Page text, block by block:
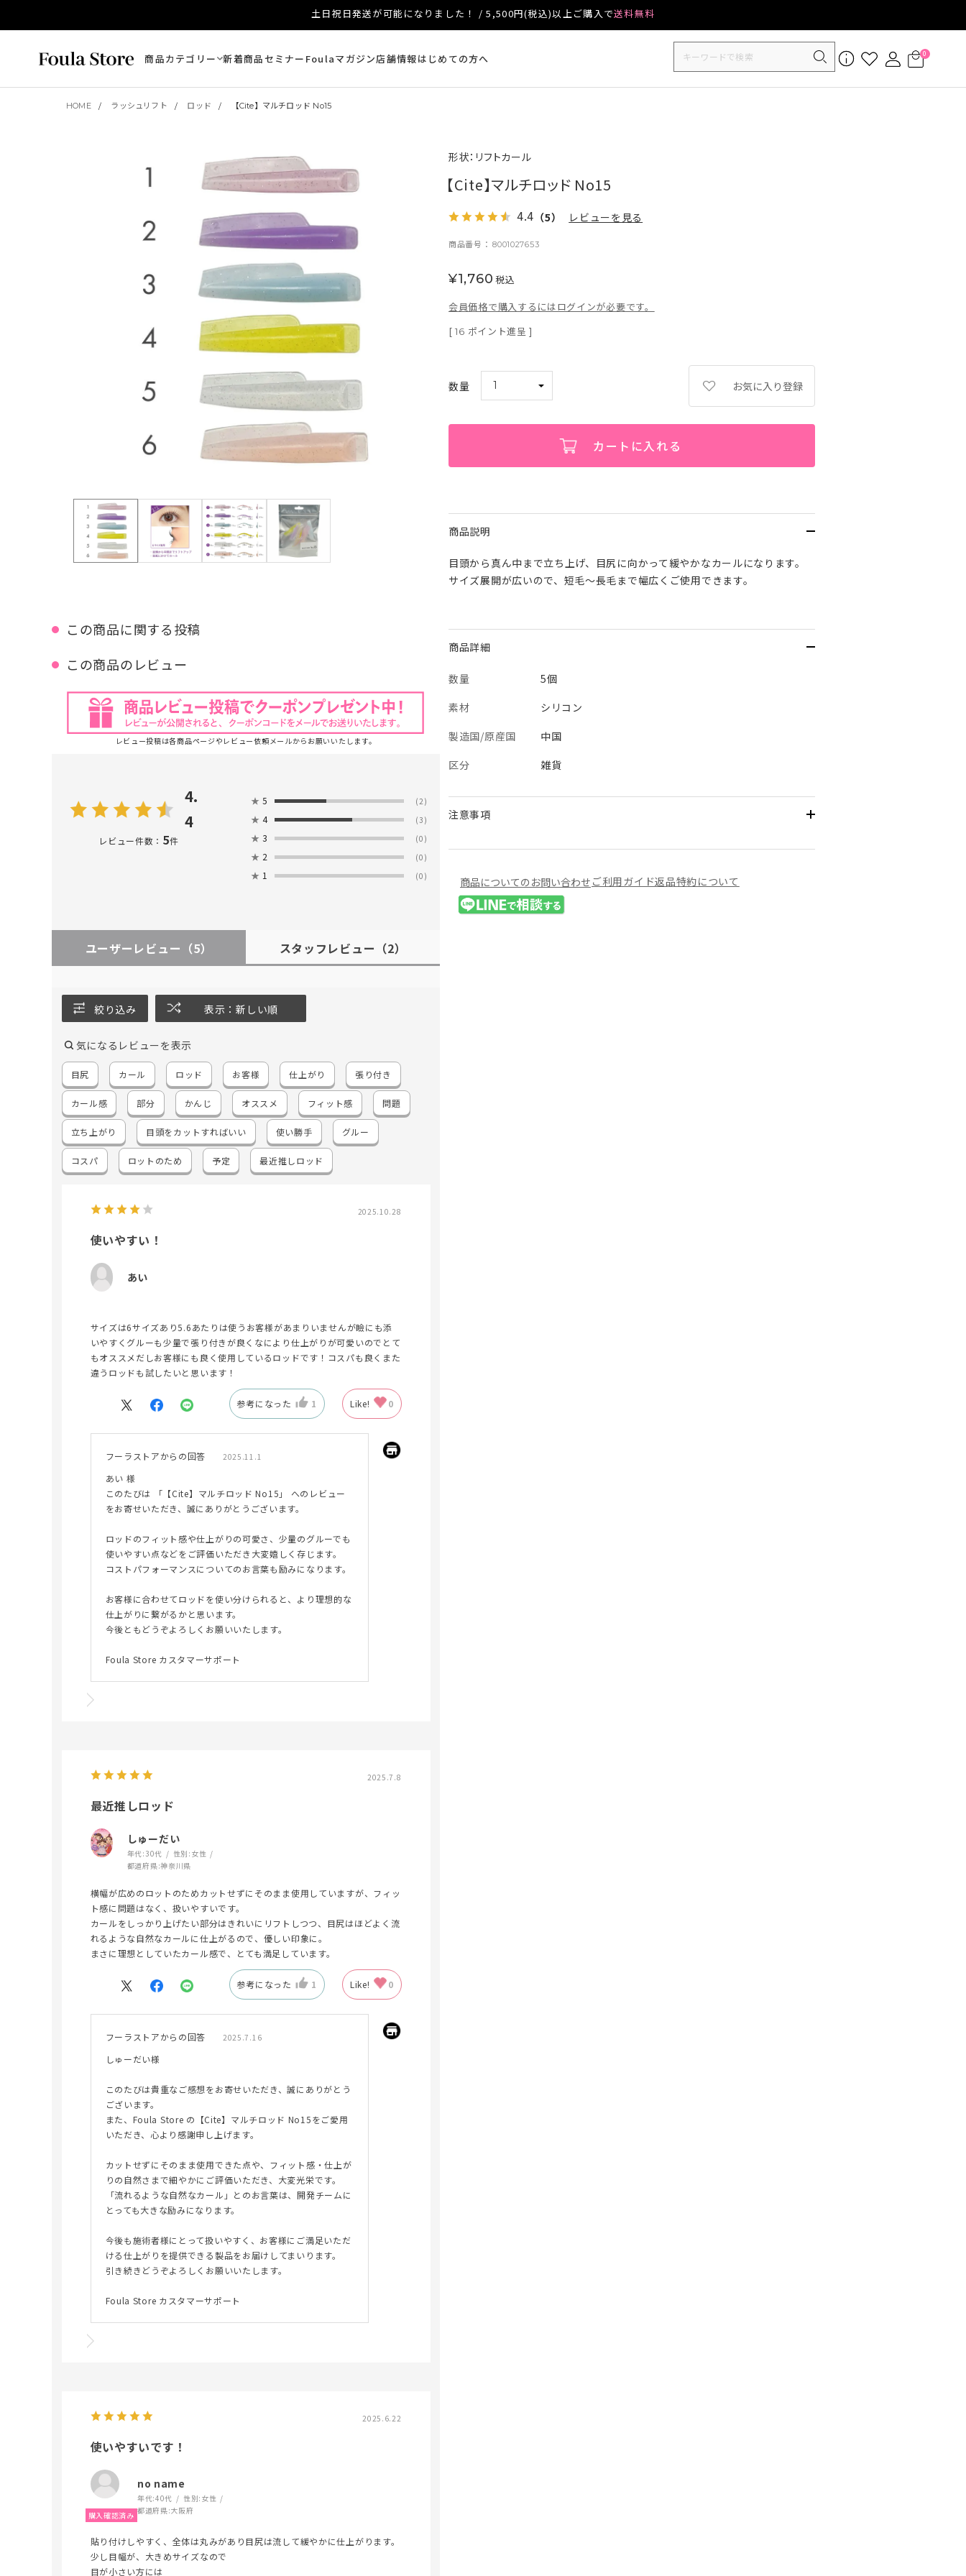
土日祝日発送が可能になりました！ / 5,500円(税込)以上ご購入で送料無料
商品カテゴリー 新着商品セミナー Foulaマガジン店舗情報はじめての方へ 0
HOME ラッシュリフト ロッド 【Cite】マルチロッド No15
この商品に関する投稿
この商品のレビュー
レビュー投稿は各商品ページやレビュー依頼メールからお願いいたします。
4.
4
レビュー件数： 5件
★ 5 (2)
★ 4 (3)
★ 3 (0)
★ 2 (0)
★ 1 (0)
ユーザーレビュー （5） スタッフレビュー （2）
絞り込み 表示：新しい順
気になるレビューを表示
目尻 カール ロッド お客様 仕上がり 張り付き
カール感 部分 かんじ オススメ フィット感 問題
立ち上がり 目頭をカットすればいい 使い勝手 グルー
コスパ ロットのため 予定 最近推しロッド
2025.10.28
使いやすい！
あい
サイズは6サイズあり5.6あたりは使うお客様があまりいませんが瞼にも添
いやすくグルーも少量で張り付きが良くなにより仕上がりが可愛いのでとて
もオススメだしお客様にも良く使用しているロッドです！コスパも良くまた
違うロッドも試したいと思います！
参考になった 1 Like! 0
フーラストアからの回答 2025.11.1
あい 様
このたびは 「【Cite】マルチロッド No15」 へのレビュー
をお寄せいただき、誠にありがとうございます。
ロッドのフィット感や仕上がりの可愛さ、少量のグルーでも
使いやすい点などをご評価いただき大変嬉しく存じます。
コストパフォーマンスについてのお言葉も励みになります。
お客様に合わせてロッドを使い分けられると、より理想的な
仕上がりに繋がるかと思います。
今後ともどうぞよろしくお願いいたします。
Foula Store カスタマーサポート
2025.7.8
最近推しロッド
しゅーだい
年代:30代 性別: 女性
都道府県:神奈川県
横幅が広めのロットのためカットせずにそのまま使用していますが、フィッ
ト感に問題はなく、扱いやすいです。
カールをしっかり上げたい部分はきれいにリフトしつつ、目尻はほどよく流
れるような自然なカールに仕上がるので、優しい印象に。
まさに理想としていたカール感で、とても満足しています。
参考になった 1 Like! 0
フーラストアからの回答 2025.7.16
しゅーだい様
このたびは貴重なご感想をお寄せいただき、誠にありがとう
ございます。
また、Foula Store の【Cite】マルチロッド No15をご愛用
いただき、心より感謝申し上げます。
カットせずにそのまま使用できた点や、フィット感・仕上が
りの自然さまで細やかにご評価いただき、大変光栄です。
「流れるような自然なカール」とのお言葉は、開発チームに
とっても大きな励みになります。
今後も施術者様にとって扱いやすく、お客様にご満足いただ
ける仕上がりを提供できる製品をお届けしてまいります。
引き続きどうぞよろしくお願いいたします。
Foula Store カスタマーサポート
2025.6.22
使いやすいです！
no name
年代:40代 性別: 女性
都道府県:大阪府
貼り付けしやすく、全体は丸みがあり目尻は流して緩やかに仕上がります。
少し目幅が、大きめサイズなので
目が小さい方には
形状：リフトカール
【Cite】マルチロッド No15
4.4 （5） レビューを見る
商品番号 8001027653
¥1,760 税込
会員価格で購入するにはログインが必要です。
[ 16 ポイント進呈 ]
お気に入り登録
カートに入れる
商品説明
目頭から真ん中まで立ち上げ、目尻に向かって緩やかなカールになります。
サイズ展開が広いので、短毛～長毛まで幅広くご使用できます。
商品詳細
数量
5個
素材
シリコン
製造国/原産国
中国
区分
雑貨
注意事項
商品についてのお問い合わせ ご利用ガイド返品特約について